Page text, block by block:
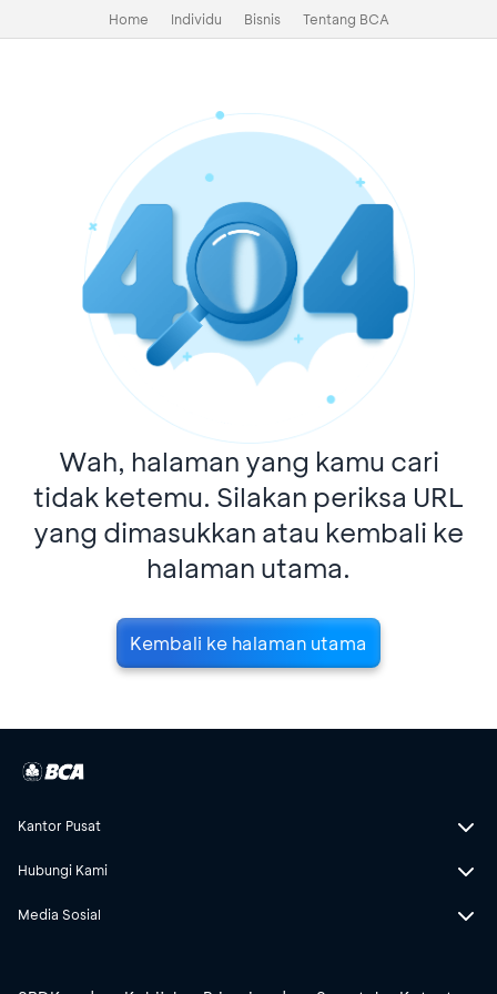
Home Individu Bisnis Tentang BCA
Wah, halaman yang kamu cari
tidak ketemu. Silakan periksa URL
yang dimasukkan atau kembali ke
halaman utama.
Kembali ke halaman utama
Kantor Pusat
Hubungi Kami
Media Sosial